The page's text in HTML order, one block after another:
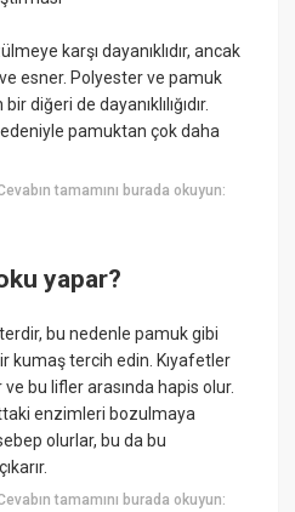
karşı dayanıklıdır, ancak
esner. Polyester ve pamuk
diğeri de dayanıklılığıdır.
pamuktan çok daha
tamamını burada okuyun:
yapar?
bu nedenle pamuk gibi
kumaş tercih edin. Kıyafetler
bu lifler arasında hapis olur.
enzimleri bozulmaya
olurlar, bu da bu
tamamını burada okuyun: